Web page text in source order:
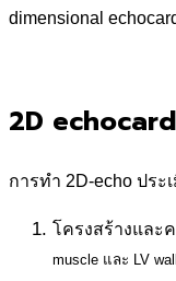
dimensional
2D
การทำ 2D-echo ประ
โครงสร้างและ
muscle และ LV